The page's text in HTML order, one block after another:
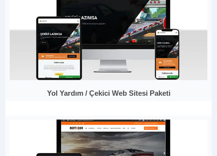
Yol Yardım / Çekici Web Sitesi Paketi